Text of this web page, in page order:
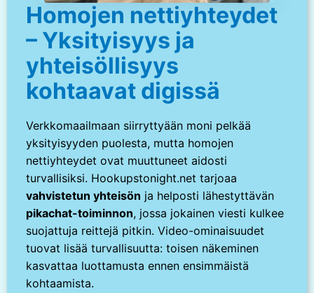
Homojen nettiyhteydet
– Yksityisyys ja
yhteisöllisyys
kohtaavat digissä
Verkkomaailmaan siirryttyään moni pelkää
yksityisyyden puolesta, mutta homojen
nettiyhteydet ovat muuttuneet aidosti
turvallisiksi. Hookupstonight.net tarjoaa
vahvistetun yhteisön ja helposti lähestyttävän
pikachat-toiminnon, jossa jokainen viesti kulkee
suojattuja reittejä pitkin. Video-ominaisuudet
tuovat lisää turvallisuutta: toisen näkeminen
kasvattaa luottamusta ennen ensimmäistä
kohtaamista.